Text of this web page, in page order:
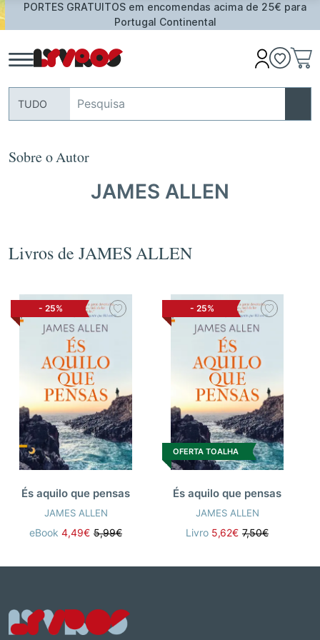
PORTES GRATUITOS em encomendas acima de 25€ para
Portugal Continental
TUDO
Sobre o Autor
JAMES ALLEN
Livros de JAMES ALLEN
- 25%
És aquilo que pensas
JAMES ALLEN
eBook 4,49€ 5,99€
- 25%
OFERTA TOALHA
És aquilo que pensas
JAMES ALLEN
Livro 5,62€ 7,50€